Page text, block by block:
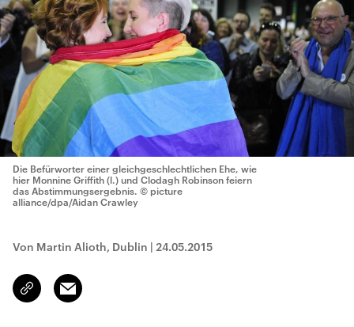
Die Befürworter einer gleichgeschlechtlichen Ehe, wie
hier Monnine Griffith (l.) und Clodagh Robinson feiern
das Abstimmungsergebnis. © picture
alliance/dpa/Aidan Crawley
Von Martin Alioth, Dublin | 24.05.2015
Link
kopieren/teilen
Email